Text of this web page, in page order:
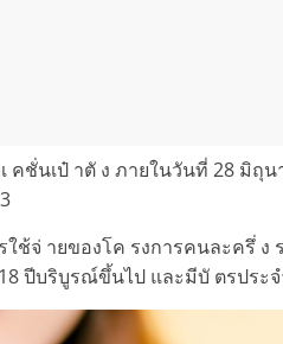
คชั่นเป๋ าตั ง ภายในวันที่ 28 มิถุ
ช้จ่ ายของโค รงการคนละครึ่ ง
ปีบริบูรณ์ขึ้นไป และมีบั ตรประจ